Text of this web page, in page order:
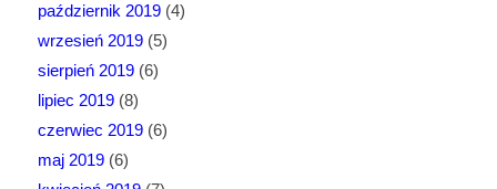
październik 2019(4)
wrzesień 2019(5)
sierpień 2019(6)
lipiec 2019(8)
czerwiec 2019(6)
maj 2019(6)